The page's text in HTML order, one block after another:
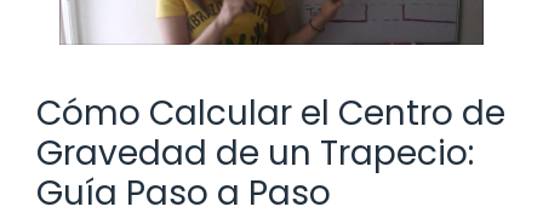
Cómo Calcular el Centro de
Gravedad de un Trapecio:
Guía Paso a Paso